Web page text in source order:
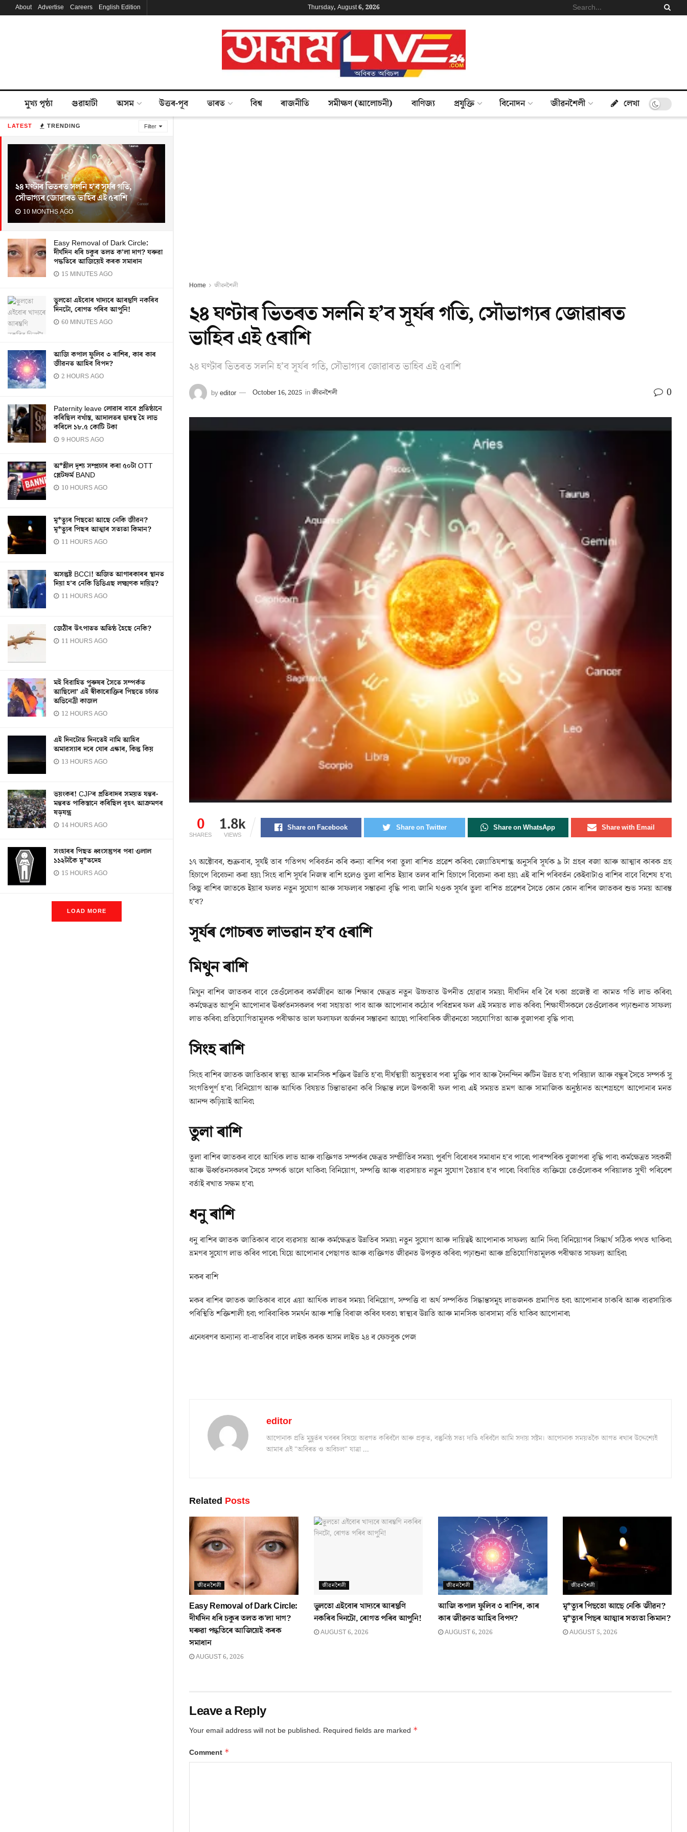
LATEST TRENDING Filter
২৪ ঘণ্টাৰ ভিতৰত সলনি হ’ব সূৰ্যৰ গতি,
সৌভাগ্যৰ জোৱাৰত ভাহিব এই ৫ৰাশি
10 MONTHS AGO
Easy Removal of Dark Circle:
দীৰ্ঘদিন ধৰি চকুৰ তলত ক’লা দাগ? ঘৰুৱা
পদ্ধতিৰে আজিয়েই কৰক সমাধান
15 MINUTES AGO
ভুলতো এইবোৰ খাদ্যৰে আৰম্ভণি নকৰিব
দিনটো, ৰোগত পৰিব আপুনি!
60 MINUTES AGO
আজি কপাল ফুলিব ৩ ৰাশিৰ, কাৰ কাৰ
জীৱনত আহিব বিপদ?
2 HOURS AGO
Paternity leave লোৱাৰ বাবে প্ৰতিষ্ঠানে
কৰিছিল বৰ্খাস্ত, আদালতৰ দ্বাৰস্থ হৈ লাভ
কৰিলে ১৮.৫ কোটি টকা
9 HOURS AGO
অ*শ্লীল দৃশ্য সম্প্ৰচাৰ কৰা ৫০টা OTT
প্লেটফৰ্ম BAND
10 HOURS AGO
মৃ*ত্যুৰ পিছতো আছে নেকি জীৱন?
মৃ*ত্যুৰ পিছৰ আত্মাৰ সত্যতা কিমান?
11 HOURS AGO
অসন্তুষ্ট BCCI! অজিত আগাৰকাৰৰ স্থানত
দিয়া হ’ব নেকি ভিভিএছ লক্ষ্মণক দায়িত্ব?
11 HOURS AGO
জেঠীৰ উৎপাতত অতিষ্ঠ হৈছে নেকি?
11 HOURS AGO
মই বিৱাহিত পুৰুষৰ সৈতে সম্পৰ্কত
আছিলো’ এই স্বীকাৰোক্তিৰ পিছতে চৰ্চাত
অভিনেত্ৰী কাজল
12 HOURS AGO
এই দিনটোত দিনতেই নামি আহিব
অমাৱস্যাৰ দৰে ঘোৰ এন্ধাৰ, কিন্তু কিয়
13 HOURS AGO
ভয়ংকৰ! CJPৰ প্ৰতিবাদৰ সময়ত যন্তৰ-
মন্তৰত পাকিস্তানে কৰিছিল বৃহৎ আক্ৰমণৰ
ষড়যন্ত্ৰ
14 HOURS AGO
সংহাৰৰ পিছত ধ্বংসস্তুপৰ পৰা ওলাল
১১২টাকৈ মৃ*তদেহ
15 HOURS AGO
LOAD MORE
About Advertise Careers English Edition Thursday, August 6, 2026
মুখ্য পৃষ্ঠা গুৱাহাটী অসম উত্তৰ-পূব ভাৰত বিশ্ব ৰাজনীতি সমীক্ষণ (আলোচনী) বাণিজ্য প্ৰযুক্তি বিনোদন জীৱনশৈলী লেখা
Home জীৱনশৈলী
২৪ ঘণ্টাৰ ভিতৰত সলনি হ’ব সূৰ্যৰ গতি, সৌভাগ্যৰ জোৱাৰত
ভাহিব এই ৫ৰাশি
২৪ ঘণ্টাৰ ভিতৰত সলনি হ’ব সূৰ্যৰ গতি, সৌভাগ্যৰ জোৱাৰত ভাহিব এই ৫ৰাশি
byeditor October 16, 2025 inজীৱনশৈলী 0
0
SHARES
1.8k
VIEWS
Share on Facebook Share on Twitter Share on WhatsApp Share with Email
১৭ অক্টোবৰ, শুক্ৰবাৰ, সূৰ্যই তাৰ গতিপথ পৰিবৰ্তন কৰি কন্যা ৰাশিৰ পৰা তুলা ৰাশিত প্ৰৱেশ কৰিব৷ জ্যোতিষশাস্ত্ৰ অনুসৰি সূৰ্যক ৯ টা গ্ৰহৰ ৰজা আৰু আত্মাৰ কাৰক গ্ৰহ
হিচাপে বিবেচনা কৰা হয়৷ সিংহ ৰাশি সূৰ্যৰ নিজস্ব ৰাশি হলেও তুলা ৰাশিত ইয়াৰ তলৰ ৰাশি হিচাপে বিবেচনা কৰা হয়৷ এই ৰাশি পৰিবৰ্তন কেইবাটাও ৰাশিৰ বাবে বিশেষ হ’ব৷
কিছু ৰাশিৰ জাতকে ইয়াৰ ফলত নতুন সুযোগ আৰু সাফল্যৰ সম্ভাৱনা বৃদ্ধি পাব৷ জানি থওক সূৰ্যৰ তুলা ৰাশিত প্ৰৱেশৰ সৈতে কোন কোন ৰাশিৰ জাতকৰ শুভ সময় আৰম্ভ
হ’ব?
সূৰ্যৰ গোচৰত লাভৱান হ’ব ৫ৰাশি
মিথুন ৰাশি
মিথুন ৰাশিৰ জাতকৰ বাবে তেওঁলোকৰ কৰ্মজীৱন আৰু শিক্ষাৰ ক্ষেত্ৰত নতুন উচ্চতাত উপনীত হোৱাৰ সময়৷ দীৰ্ঘদিন ধৰি ৰৈ থকা প্ৰজেক্ট বা কামত গতি লাভ কৰিব৷
কৰ্মক্ষেত্ৰত আপুনি আপোনাৰ ঊৰ্ধ্বতনসকলৰ পৰা সহায়তা পাব আৰু আপোনাৰ কঠোৰ পৰিশ্ৰমৰ ফল এই সময়ত লাভ কৰিব৷ শিক্ষাৰ্থীসকলে তেওঁলোকৰ পঢ়াশুনাত সাফল্য
লাভ কৰিব৷ প্ৰতিযোগিতামূলক পৰীক্ষাত ভাল ফলাফল অৰ্জনৰ সম্ভাৱনা আছে৷ পাৰিবাৰিক জীৱনতো সহযোগিতা আৰু বুজাপৰা বৃদ্ধি পাব৷
সিংহ ৰাশি
সিংহ ৰাশিৰ জাতক জাতিকাৰ স্বাস্থ্য আৰু মানসিক শক্তিৰ উন্নতি হ’ব৷ দীৰ্ঘস্থায়ী অসুস্থতাৰ পৰা মুক্তি পাব আৰু দৈনন্দিন ৰুটিন উন্নত হ’ব৷ পৰিয়াল আৰু বন্ধুৰ সৈতে সম্পৰ্ক সু
সংগতিপূৰ্ণ হ’ব৷ বিনিয়োগ আৰু আৰ্থিক বিষয়ত চিন্তাভাৱনা কৰি সিদ্ধান্ত ললে উপকাৰী ফল পাব৷ এই সময়ত ভ্ৰমণ আৰু সামাজিক অনুষ্ঠানত অংশগ্ৰহণে আপোনাৰ মনত
আনন্দ কঢ়িয়াই আনিব৷
তুলা ৰাশি
তুলা ৰাশিৰ জাতকৰ বাবে আৰ্থিক লাভ আৰু ব্যক্তিগত সম্পৰ্কৰ ক্ষেত্ৰত সম্প্ৰীতিৰ সময়৷ পুৰণি বিৰোধৰ সমাধান হ’ব পাৰে৷ পাৰস্পৰিক বুজাপৰা বৃদ্ধি পাব৷ কৰ্মক্ষেত্ৰত সহকৰ্মী
আৰু ঊৰ্ধ্বতনসকলৰ সৈতে সম্পৰ্ক ভালে থাকিব৷ বিনিয়োগ, সম্পত্তি আৰু ব্যৱসায়ত নতুন সুযোগ তৈয়াৰ হ’ব পাৰে৷ বিবাহিত ব্যক্তিয়ে তেওঁলোকৰ পৰিয়ালত সুখী পৰিবেশ
বৰ্তাই ৰখাত সক্ষম হ’ব৷
ধনু ৰাশি
ধনু ৰাশিৰ জাতক জাতিকাৰ বাবে ব্যৱসায় আৰু কৰ্মক্ষেত্ৰত উন্নতিৰ সময়৷ নতুন সুযোগ আৰু দায়িত্বই আপোনাক সাফল্য আনি দিব৷ বিনিয়োগৰ সিদ্ধাৰ্থ সঠিক পথত থাকিব৷
ভ্ৰমণৰ সুযোগ লাভ কৰিব পাৰে৷ যিয়ে আপোনাৰ পেছাগত আৰু ব্যক্তিগত জীৱনত উপকৃত কৰিব৷ পঢ়াশুনা আৰু প্ৰতিযোগিতামূলক পৰীক্ষাত সাফল্য আহিব৷
মকৰ ৰাশি
মকৰ ৰাশিৰ জাতক জাতিকাৰ বাবে এয়া আৰ্থিক লাভৰ সময়৷ বিনিয়োগ, সম্পত্তি বা অৰ্থ সম্পৰ্কিত সিদ্ধান্তসমূহ লাভজনক প্ৰমাণিত হব৷ আপোনাৰ চাকৰি আৰু ব্যৱসায়িক
পৰিস্থিতি শক্তিশালী হব৷ পাৰিবাৰিক সমৰ্থন আৰু শান্তি বিৰাজ কৰিব ঘৰত৷ স্বাস্থ্যৰ উন্নতি আৰু মানসিক ভাৰসাম্য বৰ্তি থাকিব আপোনাৰ৷
এনেধৰণৰ অন্যান্য বা-বাতৰিৰ বাবে লাইক কৰক অসম লাইভ ২৪ ৰ ফেচবুক পেজ
editor
আপোনাক প্ৰতি মুহূৰ্তৰ খবৰৰ বিষয়ে অৱগত কৰিবলৈ আৰু প্ৰকৃত, বস্তুনিষ্ঠ সত্য দাঙি ধৰিবলৈ আমি সদায় সষ্টম। আপোনাক সময়তকৈ আগত ৰখাৰ উদ্দেশ্যেই
আমাৰ এই "অবিৰত ও অবিচল" যাত্ৰা ...
Related Posts
জীৱনশৈলী
Easy Removal of Dark Circle:
দীৰ্ঘদিন ধৰি চকুৰ তলত ক’লা দাগ?
ঘৰুৱা পদ্ধতিৰে আজিয়েই কৰক
সমাধান
AUGUST 6, 2026
জীৱনশৈলী
ভুলতো এইবোৰ খাদ্যৰে আৰম্ভণি
নকৰিব দিনটো, ৰোগত পৰিব আপুনি!
AUGUST 6, 2026
জীৱনশৈলী
আজি কপাল ফুলিব ৩ ৰাশিৰ, কাৰ
কাৰ জীৱনত আহিব বিপদ?
AUGUST 6, 2026
জীৱনশৈলী
মৃ*ত্যুৰ পিছতো আছে নেকি জীৱন?
মৃ*ত্যুৰ পিছৰ আত্মাৰ সত্যতা কিমান?
AUGUST 5, 2026
Leave a Reply
Your email address will not be published. Required fields are marked *
Comment *